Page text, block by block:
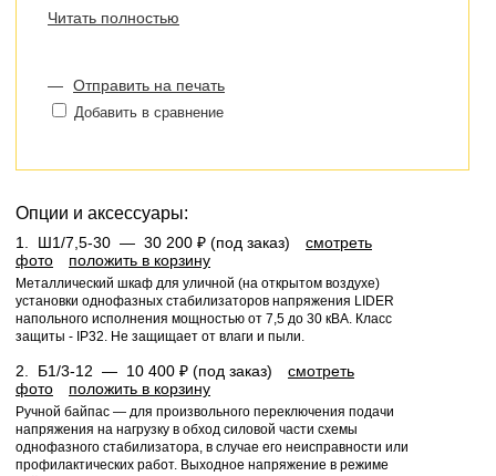
— микропроцессорное управление
— непрерывный контроль напряжения на входе и
выходе
— хранение в памяти кодов причин отключений
— автоматический байпас
возможность установки напряжения на выходе в
диапазоне 210÷230В с дискретностью 2В, и
поддержание его при изменении входного
напряжения от 160В до 280В с точностью
стабилизации ±1.4%.
Высокая скорость реагирования на изменения в
сети, защита от перегрузки и короткого замыкания,
автоматический перезапуск стабилизатора —
подключение нагрузки при восстановлении входного
напряжения. Светодиодный цифровой дисплей для
вывода информации о мощности нагрузки, величине
входного и выходного напряжения, температуре
силовых элементов, аварии стабилизатора или сети.
Читать полностью
— Отправить на печать
Добавить в сравнение
Опции и аксессуары:
1. Ш1/7,5-30 — 30 200 ₽ (под заказ)
смотреть
фото
положить в корзину
Металлический шкаф для уличной (на открытом воздухе)
установки однофазных стабилизаторов напряжения LIDER
напольного исполнения мощностью от 7,5 до 30 кВА. Класс
защиты - IP32. Не защищает от влаги и пыли.
2. Б1/3-12 — 10 400 ₽ (под заказ)
смотреть
фото
положить в корзину
Ручной байпас — для произвольного переключения подачи
напряжения на нагрузку в обход силовой части схемы
однофазного стабилизатора, в случае его неисправности или
профилактических работ. Выходное напряжение в режиме